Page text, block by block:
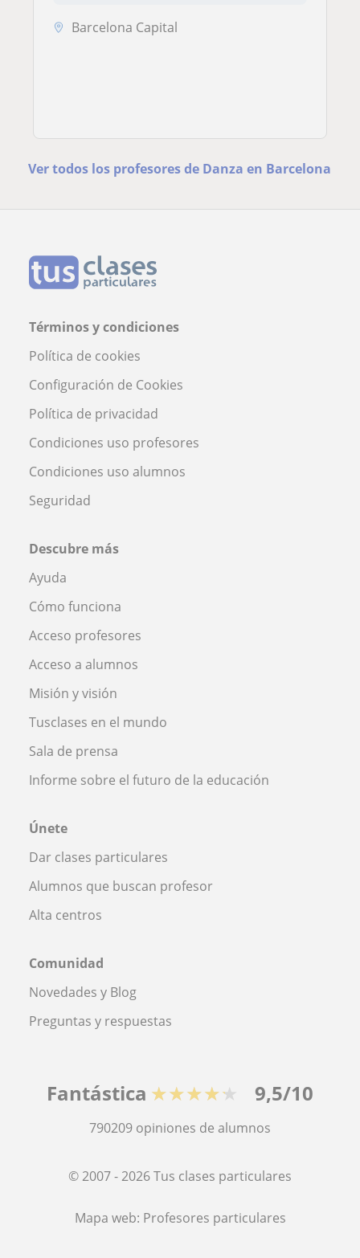
Barcelona Capital
Ver todos los profesores de Danza en Barcelona
Términos y condiciones
Política de cookies
Configuración de Cookies
Política de privacidad
Condiciones uso profesores
Condiciones uso alumnos
Seguridad
Descubre más
Ayuda
Cómo funciona
Acceso profesores
Acceso a alumnos
Misión y visión
Tusclases en el mundo
Sala de prensa
Informe sobre el futuro de la educación
Únete
Dar clases particulares
Alumnos que buscan profesor
Alta centros
Comunidad
Novedades y Blog
Preguntas y respuestas
Fantástica ★★★★★ 9,5/10
790209 opiniones de alumnos
© 2007 - 2026 Tus clases particulares
Mapa web: Profesores particulares